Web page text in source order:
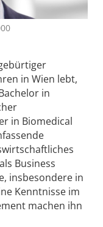
in Wien lebt,
in
in Biomedical
Business
insbesondere in
Kenntnisse im
machen ihn